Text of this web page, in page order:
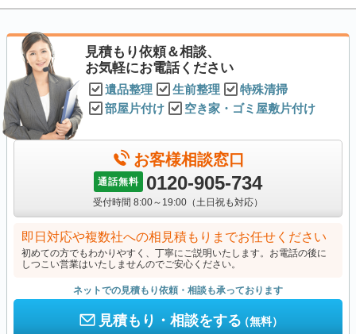
見積もり依頼＆相談、
お気軽にお電話ください
遺品整理 生前整理
特殊清掃
部屋片付け
空き家・ゴミ屋敷片付け
お客様相談窓口
通話無料 0120-905-734
受付時間 8:00～19:00（土日祝も対応）
即日対応や複数社への相見積もりまでお任せください
初めての方でもわかりやすく、丁寧にご説明いたします。お電話の後に
しつこい営業はいたしませんのでご安心ください。
ネットでの見積もり依頼・相談も承っております
見積もり・相談をする（無料）